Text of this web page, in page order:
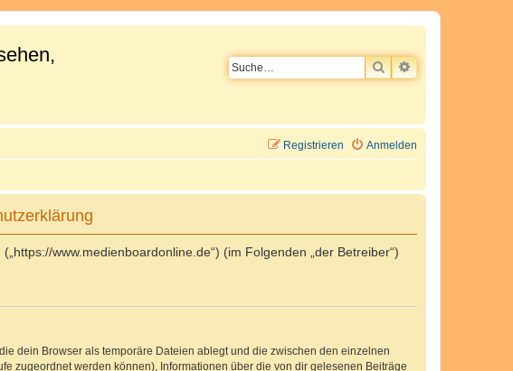
SUCHEERWEITERTE
Anmelden
Registrieren
www.medienboardonline.de“) (im Folgenden „der Betreiber“)
dein Browser als temporäre Dateien ablegt und die zwischen den einzelnen
zugeordnet werden können), Informationen über die von dir gelesenen Beiträge